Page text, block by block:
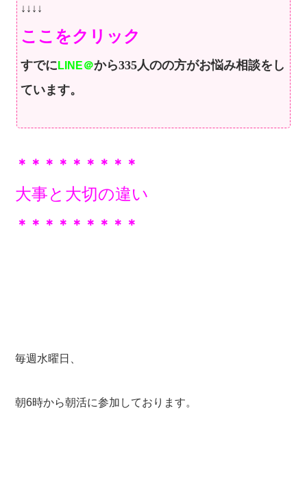
↓↓↓↓
ここをクリック
すでに LINE＠から335人のの方がお悩み相談をし
ています。
＊＊＊＊＊＊＊＊＊
大事と大切の違い
＊＊＊＊＊＊＊＊＊
毎週水曜日、
朝6時から朝活に参加しております。